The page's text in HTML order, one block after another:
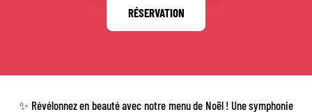
RÉSERVATION
✨ Révélonnez en beauté avec notre menu de Noël ! Une symphonie